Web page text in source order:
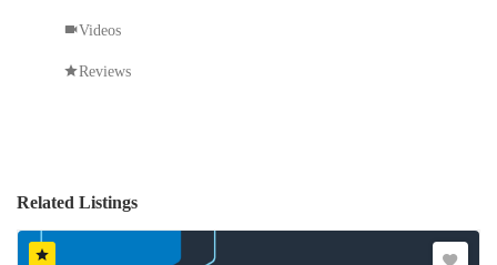
Videos
Reviews
Related Listings